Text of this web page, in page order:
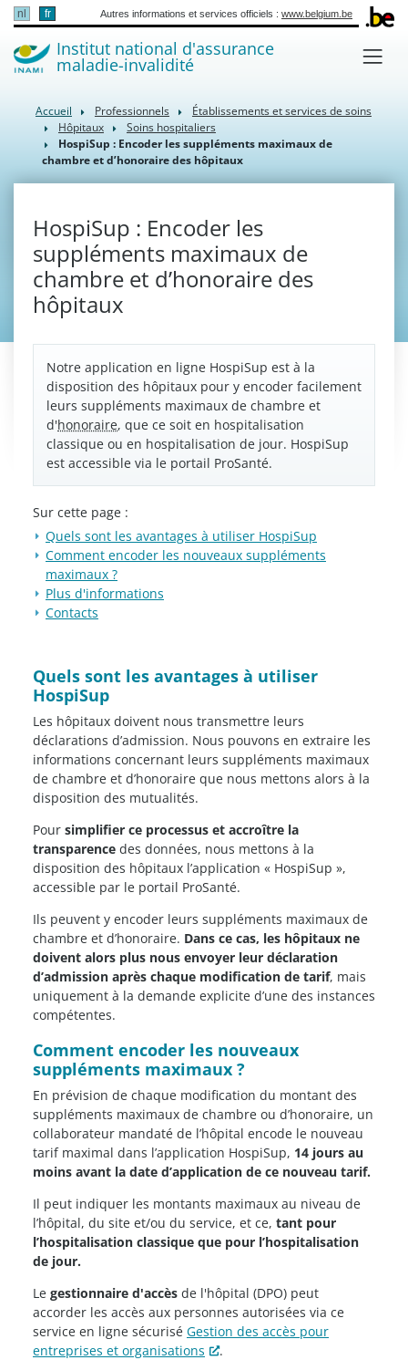
nl fr Autres informations et services officiels : www.belgium.be
Institut national d'assurance
maladie-invalidité
Accueil Professionnels
Établissements et services de soins
Hôpitaux
Soins hospitaliers
HospiSup : Encoder les suppléments maximaux de
chambre et d’honoraire des hôpitaux
HospiSup : Encoder les
suppléments maximaux de
chambre et d’honoraire des
hôpitaux
Notre application en ligne HospiSup est à la
disposition des hôpitaux pour y encoder facilement
leurs suppléments maximaux de chambre et
d'honoraire, que ce soit en hospitalisation
classique ou en hospitalisation de jour. HospiSup
est accessible via le portail ProSanté.
Sur cette page :
​Quels sont les avantages à utiliser HospiSup
Comment encoder les nouveaux suppléments
maximaux ?
Plus d'informations
Contacts
​Quels sont les avantages à utiliser
HospiSup
Les hôpitaux doivent nous transmettre leurs
déclarations d’admission. Nous pouvons en extraire les
informations concernant leurs suppléments maximaux
de chambre et d’honoraire que nous mettons alors à la
disposition des mutualités.
Pour simplifier ce processus et accroître la
transparence des données, nous mettons à la
disposition des hôpitaux l’application « HospiSup »,
accessible par le portail ProSanté.
Ils peuvent y encoder leurs suppléments maximaux de
chambre et d’honoraire. Dans ce cas, les hôpitaux ne
doivent alors plus nous envoyer leur déclaration
d’admission après chaque modification de tarif, mais
uniquement à la demande explicite d’une des instances
compétentes.
Comment encoder les nouveaux
suppléments maximaux ?
En prévision de chaque modification du montant des
suppléments maximaux de chambre ou d’honoraire, un
collaborateur mandaté de l’hôpital encode le nouveau
tarif maximal dans l’application HospiSup, 14 jours au
moins avant la date d’application de ce nouveau tarif.
Il peut indiquer les montants maximaux au niveau de
l’hôpital, du site et/ou du service, et ce, tant pour
l’hospitalisation classique que pour l’hospitalisation
de jour.
Le gestionnaire d'accès de l'hôpital (DPO) peut
accorder les accès aux personnes autorisées via ce
service en ligne sécurisé Gestion des accès pour
entreprises et organisations
.